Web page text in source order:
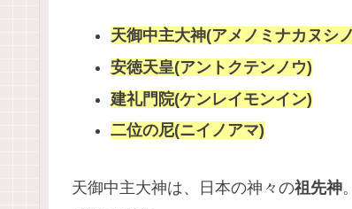
天御中主大神(アメノミナカヌシ
安徳天皇(アントクテンノウ)
建礼門院(ケンレイモンイン)
二位の尼(ニイノアマ)
天御中主大神は、日本の神々の祖先神